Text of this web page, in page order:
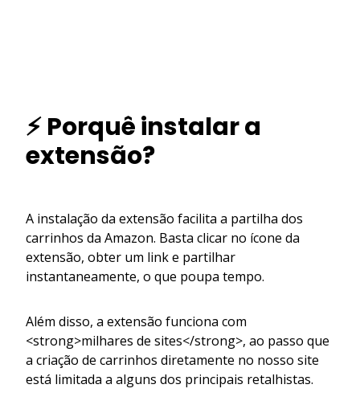
⚡ Porquê instalar a
extensão?
A instalação da extensão facilita a partilha dos
carrinhos da Amazon. Basta clicar no ícone da
extensão, obter um link e partilhar
instantaneamente, o que poupa tempo.
Além disso, a extensão funciona com
<strong>milhares de sites</strong>, ao passo que
a criação de carrinhos diretamente no nosso site
está limitada a alguns dos principais retalhistas.